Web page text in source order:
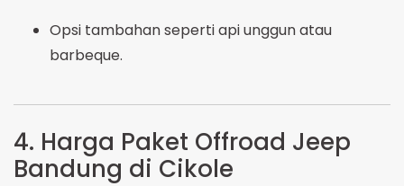
Opsi tambahan seperti api unggun atau
barbeque.
4. Harga Paket Offroad Jeep
Bandung di Cikole